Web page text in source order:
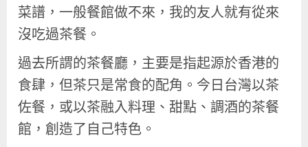
菜譜，一般餐館做不來，我的友人就有從來
沒吃過茶餐。
過去所謂的茶餐廳，主要是指起源於香港的
食肆，但茶只是常食的配角。今日台灣以茶
佐餐，或以茶融入料理、甜點、調酒的茶餐
館，創造了自己特色。